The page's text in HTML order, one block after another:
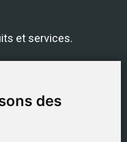
des
des
et services.